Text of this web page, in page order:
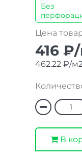
Без
Цена
416
462.22 ₽/
В